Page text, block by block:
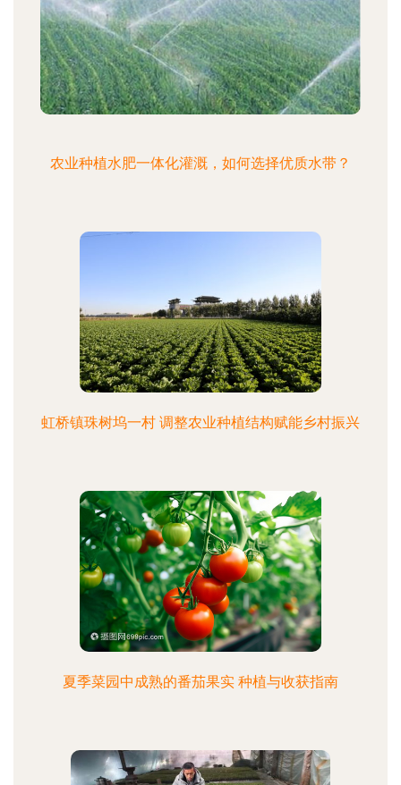
农业种植水肥一体化灌溉，如何选择优质水带？
虹桥镇珠树坞一村 调整农业种植结构赋能乡村振兴
夏季菜园中成熟的番茄果实 种植与收获指南